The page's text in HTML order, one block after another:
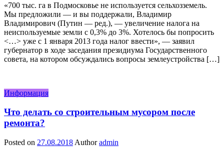
«700 тыс. га в Подмосковье не используется сельхозземель.
Мы предложили — и вы поддержали, Владимир
Владимирович (Путин — ред.), — увеличение налога на
неиспользуемые земли с 0,3% до 3%. Хотелось бы попросить
<…> уже с 1 января 2013 года налог ввести», — заявил
губернатор в ходе заседания президиума Государственного
совета, на котором обсуждались вопросы землеустройства […]
Информация
Что делать со строительным мусором после
ремонта?
Posted on 27.08.2018 Author admin